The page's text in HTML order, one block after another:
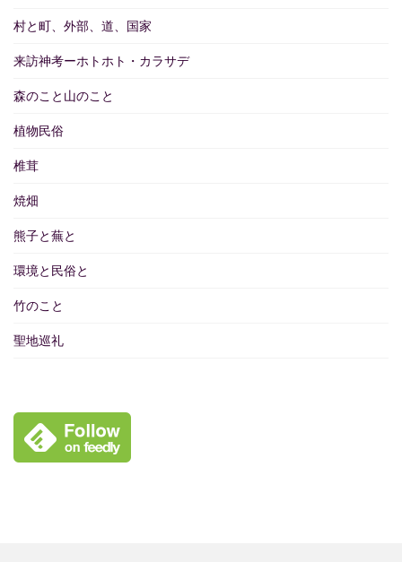
村と町、外部、道、国家
来訪神考ーホトホト・カラサデ
森のこと山のこと
植物民俗
椎茸
焼畑
熊子と蕪と
環境と民俗と
竹のこと
聖地巡礼